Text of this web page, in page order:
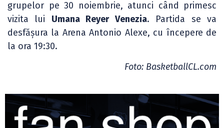
grupelor pe 30 noiembrie, atunci când primesc
vizita lui Umana Reyer Venezia. Partida se va
desfășura la Arena Antonio Alexe, cu începere de
la ora 19:30.
Foto: BasketballCL.com